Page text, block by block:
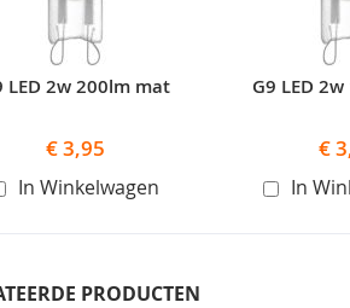
LED 2w 200lm mat
€ 3,95
In Winkelwagen
G9 LED
€
In
PRODUCTEN